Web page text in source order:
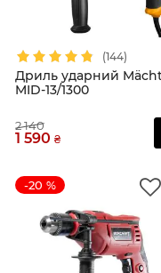
(144)
Дриль ударний
MID-13/1300
2 140
1 590 ₴
-20 %